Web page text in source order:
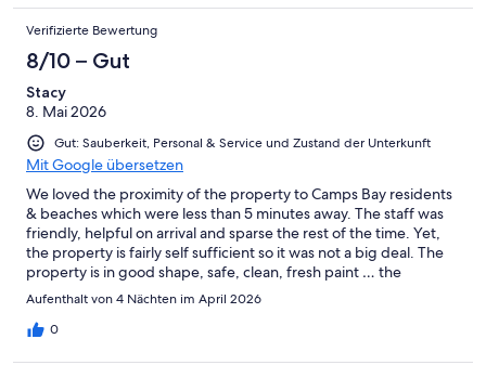
Verifizierte Bewertung
8/10 – Gut
Stacy
8. Mai 2026
Gut: Sauberkeit, Personal & Service und Zustand der Unterkunft
Mit Google übersetzen
We loved the proximity of the property to Camps Bay residents
& beaches which were less than 5 minutes away. The staff was
friendly, helpful on arrival and sparse the rest of the time. Yet,
the property is fairly self sufficient so it was not a big deal. The
property is in good shape, safe, clean, fresh paint … the
amenities are not very important other than the garage which
was super handy for our car. We would definitely stay here
again.
Aufenthalt von 4 Nächten im April 2026
0